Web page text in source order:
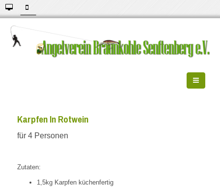
Karpfen In Rotwein
für 4 Personen
Zutaten:
1,5kg Karpfen küchenfertig